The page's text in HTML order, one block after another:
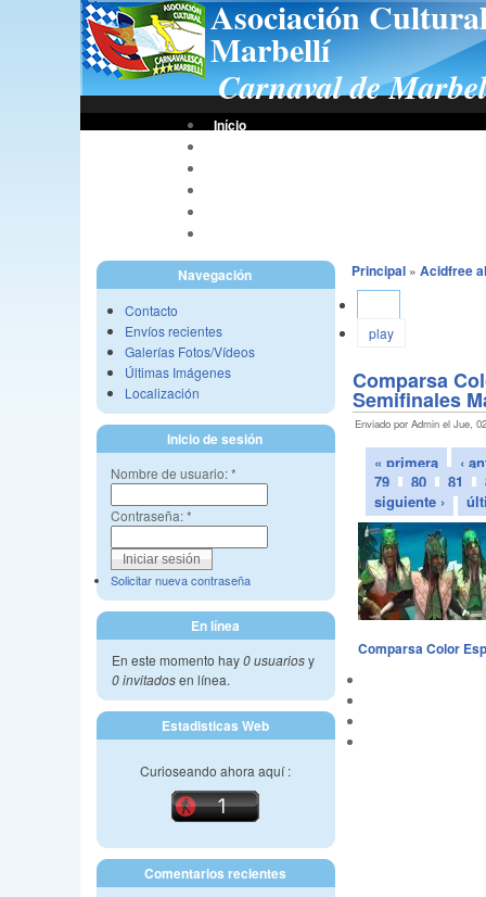
Asociación
Marbellí
Carnaval de
Início
Navegación
Contacto
Envíos recientes
Galerías Fotos/Vídeos
Últimas Imágenes
Localización
Inicio de sesión
Nombre de usuario:*
Contraseña:*
Solicitar nueva contraseña
En línea
En este momento hay0 usuariosy
0 invitadosen línea.
Estadisticas Web
Curioseando ahora aquí :
Comentarios recientes
Principal» Acidfree
play
Comparsa
Semifinales
Enviado por Admin el Jue,
« primera
‹
79
80 81
siguiente ›
Comparsa Color